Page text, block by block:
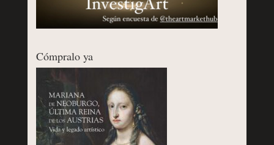
Cómpralo ya